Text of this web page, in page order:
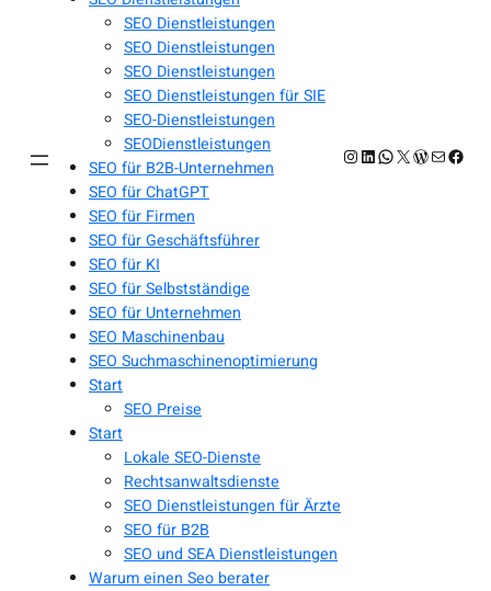
SEO Dienstleistungen
SEO Dienstleistungen
SEO Dienstleistungen
SEO Dienstleistungen für SIE
SEO-Dienstleistungen
SEODienstleistungen
SEO für B2B-Unternehmen
SEO für ChatGPT
SEO für Firmen
SEO für Geschäftsführer
SEO für KI
SEO für Selbstständige
SEO für Unternehmen
SEO Maschinenbau
SEO Suchmaschinenoptimierung
Start
SEO Preise
Start
Lokale SEO-Dienste
Rechtsanwaltsdienste
SEO Dienstleistungen für Ärzte
SEO für B2B
SEO und SEA Dienstleistungen
Warum einen Seo berater
Instagram
LinkedIn
WhatsApp
X E-Mail